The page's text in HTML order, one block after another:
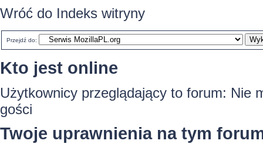
Wróć do Indeks witryny
Przejdź do:
Kto jest online
Użytkownicy przeglądający to forum: Nie
gości
Twoje uprawnienia na tym